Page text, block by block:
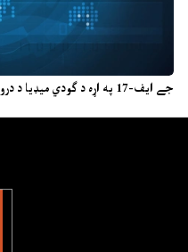
جے ایف-17 په اړه د ګودي میډیا د دروغجنو خبرونو پروپاګنډ ناکام شو